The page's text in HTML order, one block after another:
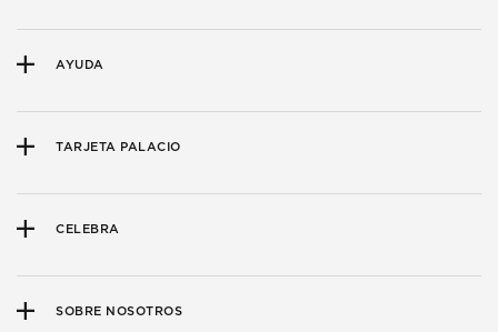
AYUDA
TARJETA PALACIO
CELEBRA
SOBRE NOSOTROS